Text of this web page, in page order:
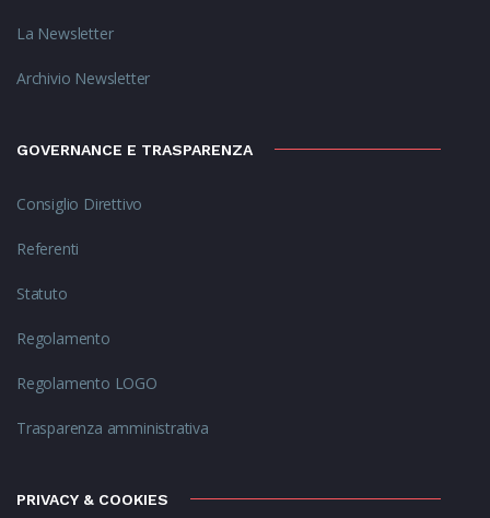
La Newsletter
Archivio Newsletter
GOVERNANCE E TRASPARENZA
Consiglio Direttivo
Referenti
Statuto
Regolamento
Regolamento LOGO
Trasparenza amministrativa
PRIVACY & COOKIES